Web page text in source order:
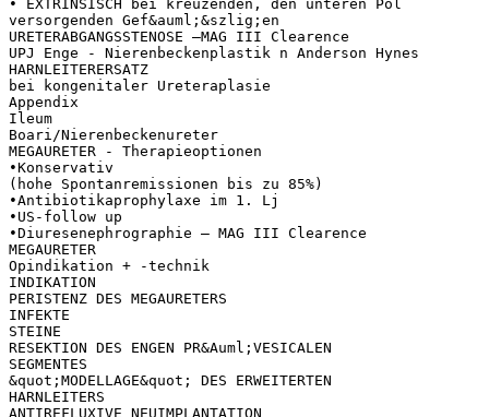
• EXTRINSISCH bei kreuzenden, den unteren Pol
versorgenden Gef&auml;&szlig;en
URETERABGANGSSTENOSE –MAG III Clearence
UPJ Enge - Nierenbeckenplastik n Anderson Hynes
HARNLEITERERSATZ
bei kongenitaler Ureteraplasie
Appendix
Ileum
Boari/Nierenbeckenureter
MEGAURETER - Therapieoptionen
•Konservativ
(hohe Spontanremissionen bis zu 85%)
•Antibiotikaprophylaxe im 1. Lj
•US-follow up
•Diuresenephrographie – MAG III Clearence
MEGAURETER
Opindikation + -technik
INDIKATION
PERISTENZ DES MEGAURETERS
INFEKTE
STEINE
RESEKTION DES ENGEN PR&Auml;VESICALEN
SEGMENTES
&quot;MODELLAGE&quot; DES ERWEITERTEN
HARNLEITERS
ANTIREFLUXIVE NEUIMPLANTATION